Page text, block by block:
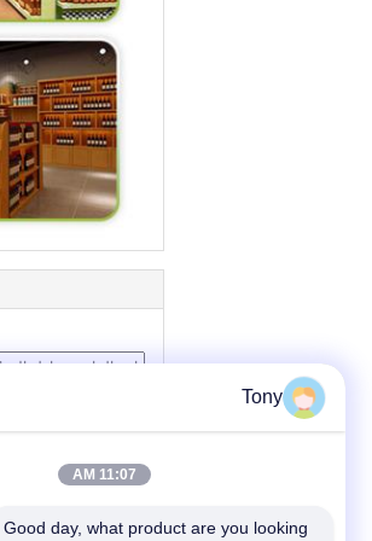
Tony
11:07 AM
Good day, what product are you looking